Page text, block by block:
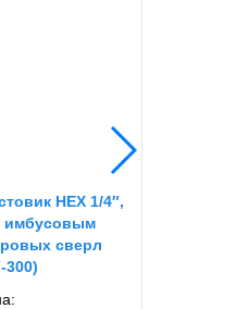
HEX 1/4″,
имбусовым
сверл
300)